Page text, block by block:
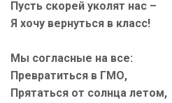
Пусть скорей уколят нас –
Я хочу вернуться в класс!
Мы согласные на все:
Превратиться в ГМО,
Прятаться от солнца летом,